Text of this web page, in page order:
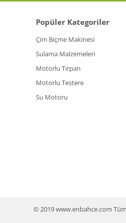
Popüler Kategoriler
Çim Biçme Makinesi
Sulama Malzemeleri
Motorlu Tırpan
Motorlu Testere
Su Motoru
© 2019 www.enbahce.com Tüm